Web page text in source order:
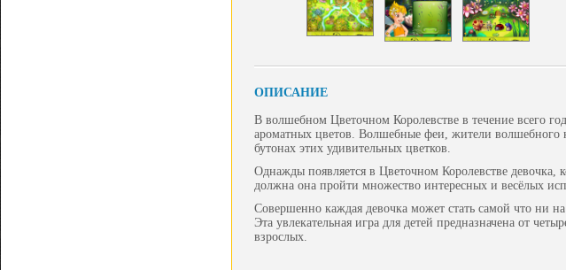
ОПИСАНИЕ
В волшебном Цветочном Королевстве в течение всего
ароматных цветов. Волшебные феи, жители волшебного
бутонах этих удивительных цветков.
Однажды появляется в Цветочном Королевстве девочка,
должна она пройти множество интересных и весёлых
Совершенно каждая девочка может стать самой что ни
Эта увлекательная игра для детей предназначена от
взрослых.